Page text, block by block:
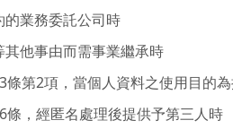
業務委託公司時
他事由而需事業繼承時
第2項，當個人資料之使用目的
，經匿名處理後提供予第三人時